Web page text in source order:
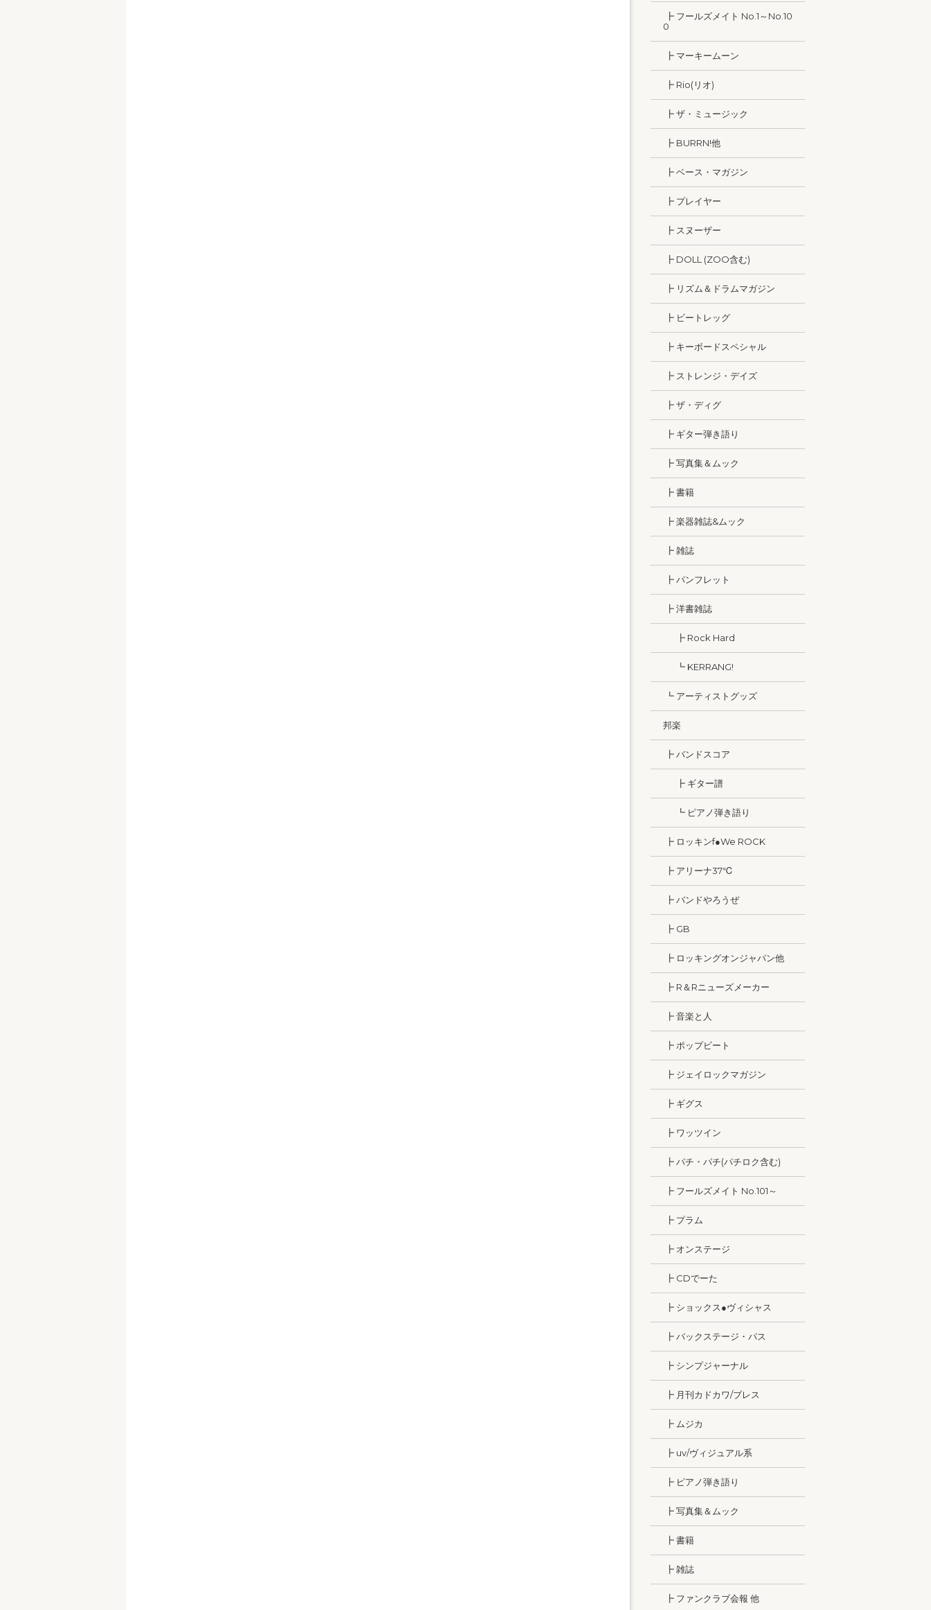
┣ フールズメイト No.1～No.10
0
┣ マーキームーン
┣ Rio(リオ)
┣ ザ・ミュージック
┣ BURRN!他
┣ ベース・マガジン
┣ プレイヤー
┣ スヌーザー
┣ DOLL (ZOO含む)
┣ リズム＆ドラムマガジン
┣ ビートレッグ
┣ キーボードスペシャル
┣ ストレンジ・デイズ
┣ ザ・ディグ
┣ ギター弾き語り
┣ 写真集＆ムック
┣ 書籍
┣ 楽器雑誌&ムック
┣ 雑誌
┣ パンフレット
┣ 洋書雑誌
┣ Rock Hard
┗ KERRANG!
┗ アーティストグッズ
邦楽
┣ バンドスコア
┣ ギター譜
┗ ピアノ弾き語り
┣ ロッキンf●We ROCK
┣ アリーナ37℃
┣ バンドやろうぜ
┣ GB
┣ ロッキングオンジャパン他
┣ R＆Rニューズメーカー
┣ 音楽と人
┣ ポップビート
┣ ジェイロックマガジン
┣ ギグス
┣ ワッツイン
┣ パチ・パチ(パチロク含む)
┣ フールズメイト No.101～
┣ プラム
┣ オンステージ
┣ CDでーた
┣ ショックス●ヴィシャス
┣ バックステージ・パス
┣ シンプジャーナル
┣ 月刊カドカワ/ブレス
┣ ムジカ
┣ uv/ヴィジュアル系
┣ ピアノ弾き語り
┣ 写真集＆ムック
┣ 書籍
┣ 雑誌
┣ ファンクラブ会報 他